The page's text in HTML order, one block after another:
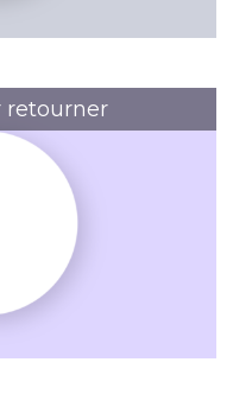
retourner